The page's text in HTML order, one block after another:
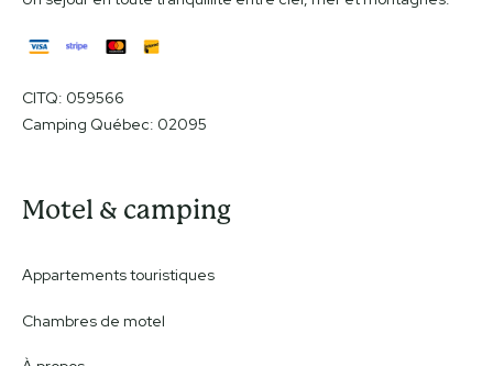
CITQ: 059566
Camping Québec: 02095
Motel & camping
Appartements touristiques
Chambres de motel